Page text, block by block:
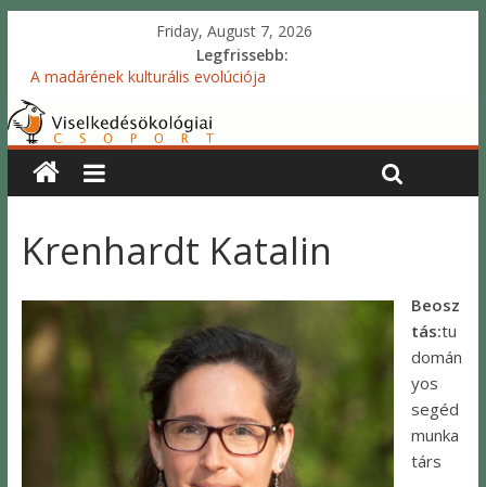
Friday, August 7, 2026
Legfrissebb:
A madárének kulturális evolúciója
Kérdőíves vizsgálat – a gyermekek ivararánya és utódszáma
Akusztikus tükrök projekt
Tollszínezeti jelzések: dinamikus és statikus mechanizmusok
Ivararány projekt
Krenhardt Katalin
Beosz
tás:tu
domán
yos
segéd
munka
társ